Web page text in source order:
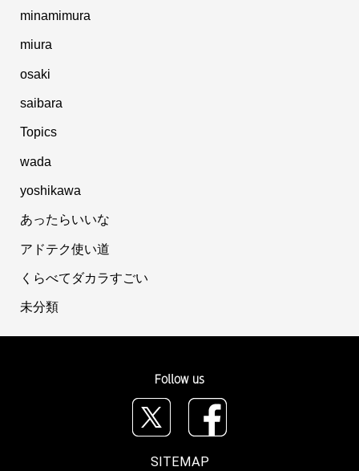
minamimura
miura
osaki
saibara
Topics
wada
yoshikawa
あったらいいな
アドテク使い道
くらべてダカラすごい
未分類
Follow us
SITEMAP